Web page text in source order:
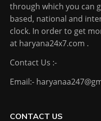
through which you can
based, national and
clock. In order to get
at haryana24x7.com .
Contact Us :-
Email:-
CONTACT US